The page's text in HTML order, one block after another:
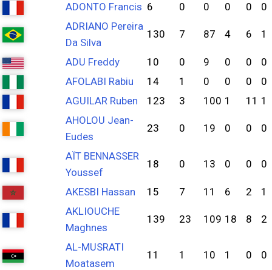
ADONTO Francis 6 0 0 0 0
0
ADRIANO Pereira
Da Silva
130 7 87 4 6 1
ADU Freddy 10 0 9 0 0
0
AFOLABI Rabiu
14 1 0 0 0
0
AGUILAR Ruben
123 3 100 1 11 1
AHOLOU Jean-
Eudes
23 0 19 0 0 0
AÏT BENNASSER
Youssef
18 0 13 0 0 0
AKESBI Hassan 15 7 11 6 2
1
AKLIOUCHE
Maghnes
139 23 109 18 8 2
AL-MUSRATI
Moatasem
11 1 10 1 0 0